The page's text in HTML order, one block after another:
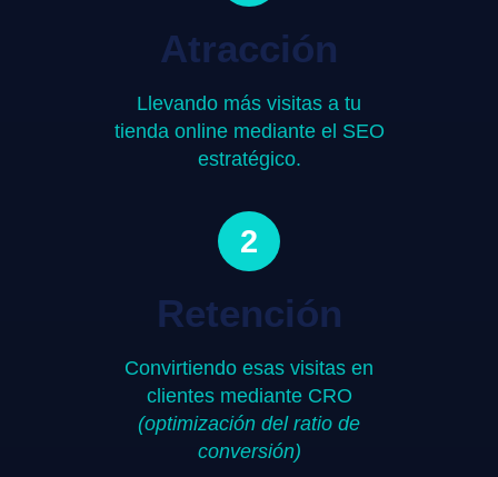
Atracción
Llevando más visitas a tu
tienda online mediante el SEO
estratégico.
2
Retención
Convirtiendo esas visitas en
clientes mediante CRO
(optimización del ratio de
conversión)